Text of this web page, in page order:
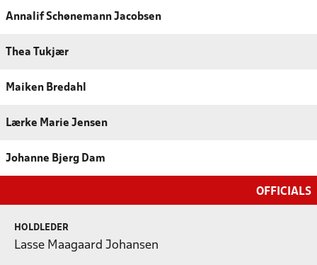
Annalif Schønemann Jacobsen
Thea Tukjær
Maiken Bredahl
Lærke Marie Jensen
Johanne Bjerg Dam
OFFICIALS
HOLDLEDER
Lasse Maagaard Johansen